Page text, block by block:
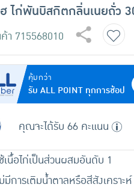
ฮ ไก่พันบิสกิตกลิ่นเนยถั่ว
า 715568010
คุ้มกว่า
รับ ALL POINT ทุกการช้อป
คุณจะได้รับ 66 คะแนน
เนื้อไก่เป็นส่วนผสมอันดับ 1
มีการเติมน้ำตาลหรือสีสังเคราะ